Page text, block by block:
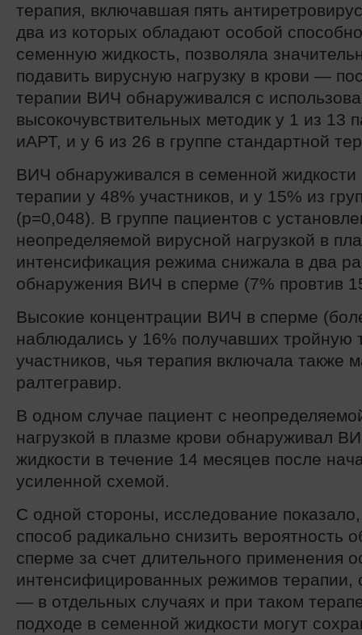
терапия, включавшая пять
два из которых обладают особой
семенную жидкость, позволяла
подавить вирусную нагрузку в крови —
терапии ВИЧ обнаруживался с
высокочувствительных методик у 1 из 13
иАРТ, и у 6 из 26 в группе стандартной
ВИЧ обнаруживался в семенной жидкости
терапии у 48% участников, и у 15% из
(p=0,048). В группе пациентов с
неопределяемой вирусной нагрузкой в
интенсификация режима снижала в два
обнаружения ВИЧ в сперме (7% провтив
Высокие концентрации ВИЧ в сперме
наблюдались у 16% получавших тройную
участников, чья терапия включала также
ралтегравир.
В одном случае пациент с
нагрузкой в плазме крови обнаруживал
жидкости в течение 14 месяцев после
усиленной схемой.
С одной стороны, исследование
способ радикально снизить вероятность
сперме за счет длительного применения
интенсифицированных режимов терапии,
— в отдельных случаях и при таком
подходе в семенной жидкости могут